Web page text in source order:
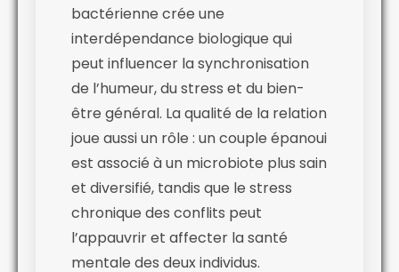
bactérienne crée une
interdépendance biologique qui
peut influencer la synchronisation
de l’humeur, du stress et du bien-
être général. La qualité de la relation
joue aussi un rôle : un couple épanoui
est associé à un microbiote plus sain
et diversifié, tandis que le stress
chronique des conflits peut
l’appauvrir et affecter la santé
mentale des deux individus.